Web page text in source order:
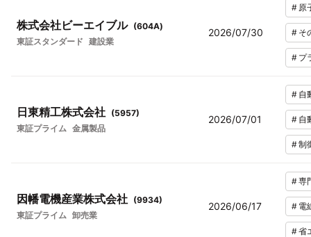
株式会社ビーエイブル (604A)
東証スタンダード 建設業
2026/07/30
# 原
# そ
# プ
日東精工株式会社 (5957)
東証プライム 金属製品
2026/07/01
# 自
# 自
#制
因幡電機産業株式会社 (9934)
東証プライム 卸売業
2026/06/17
#専
# 電
#省